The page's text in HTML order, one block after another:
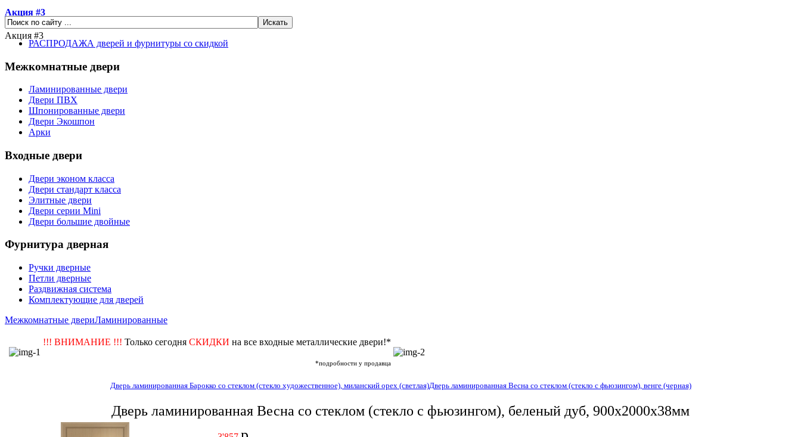
Акция #3
Акция #3
РАСПРОДАЖА дверей и фурнитуры со скидкой
Межкомнатные двери
Ламинированные двери
Двери ПВХ
Шпонированные двери
Двери Экошпон
Арки
Входные двери
Двери эконом класса
Двери стандарт класса
Элитные двери
Двери серии Mini
Двери большие двойные
Фурнитура дверная
Ручки дверные
Петли дверные
Раздвижная система
Комплектующие для дверей
Межкомнатные двериЛаминированные
!!! ВНИМАНИЕ !!! Только сегодня СКИДКИ на все входные металлические двери!*
*подробности у продавца
Дверь ламинированная Барокко со стеклом (стекло художественное), миланский орех (светлая)Дверь ламинированная Весна со стеклом (стекло с фьюзингом), венге (черная)
Дверь ламинированная Весна со стеклом (стекло с фьюзингом), беленый дуб, 900x2000x38мм